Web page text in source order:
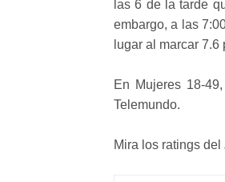
las 6 de la tarde
embargo, a las
lugar al marcar
En Mujeres 18-
Telemundo.
Mira los ratings del